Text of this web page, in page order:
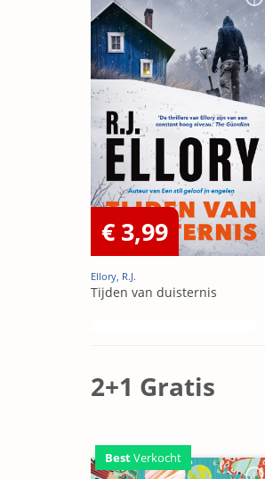
€ 3,99
Ellory, R.J.
Tijden van duisternis
2+1 Gratis
BestVerkocht